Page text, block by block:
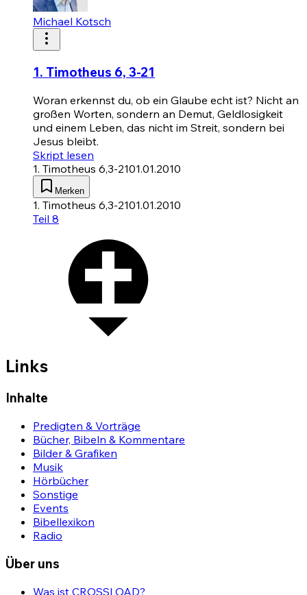
Michael Kotsch
1. Timotheus 6, 3-21
Woran erkennst du, ob ein Glaube echt ist? Nicht an
großen Worten, sondern an Demut, Geldlosigkeit
und einem Leben, das nicht im Streit, sondern bei
Jesus bleibt.
Skript lesen
1. Timotheus 6,3-2101.01.2010
Merken
1. Timotheus 6,3-2101.01.2010
Teil 8
Links
Inhalte
Predigten & Vorträge
Bücher, Bibeln & Kommentare
Bilder & Grafiken
Musik
Hörbücher
Sonstige
Events
Bibellexikon
Radio
Über uns
Was ist CROSSLOAD?